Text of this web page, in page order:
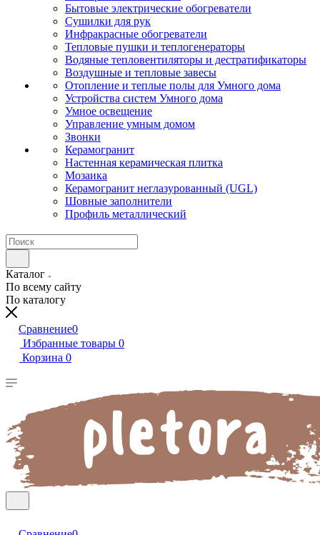
Бытовые электрические обогреватели
Сушилки для рук
Инфракрасные обогреватели
Тепловые пушки и теплогенераторы
Водяные тепловентиляторы и дестратификаторы
Воздушные и тепловые завесы
Отопление и теплые полы для Умного дома
Устройства систем Умного дома
Умное освещение
Управление умным домом
Звонки
Керамогранит
Настенная керамическая плитка
Мозаика
Керамогранит неглазурованный (UGL)
Шовные заполнители
Профиль металлический
Каталог
По всему сайту
По каталогу
Сравнение0
Избранные товары 0
Корзина 0